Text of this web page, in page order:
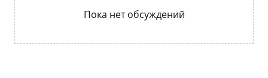
Пока нет обсуждений